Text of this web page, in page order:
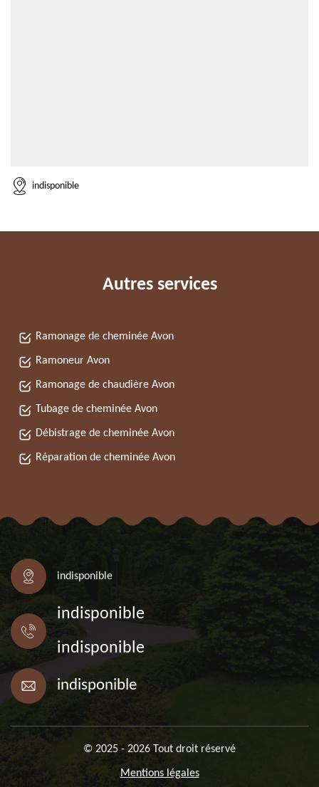
indisponible
Autres services
Ramonage de cheminée Avon
Ramoneur Avon
Ramonage de chaudière Avon
Tubage de cheminée Avon
Débistrage de cheminée Avon
Réparation de cheminée Avon
indisponible
indisponible
indisponible
indisponible
© 2025 - 2026 Tout droit réservé
Mentions légales